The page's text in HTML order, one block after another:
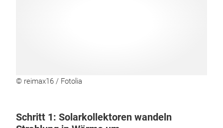
© reimax16 / Fotolia
Schritt 1: Solarkollektoren wandeln